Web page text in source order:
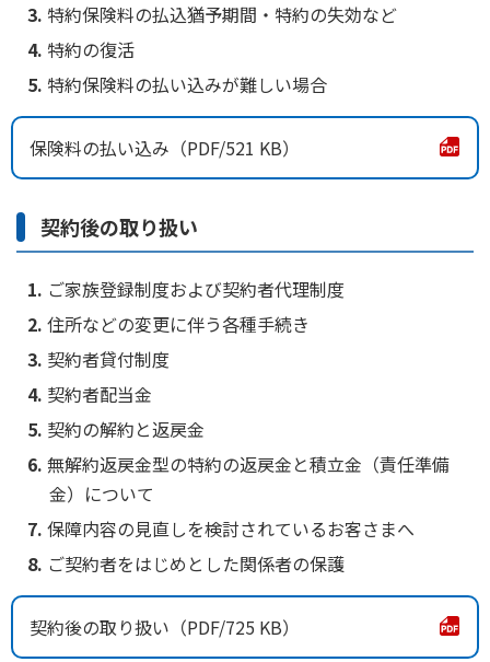
特約保険料の払込猶予期間・特約の失効など
特約の復活
特約保険料の払い込みが難しい場合
保険料の払い込み 521 KB
契約後の取り扱い
ご家族登録制度および契約者代理制度
住所などの変更に伴う各種手続き
契約者貸付制度
契約者配当金
契約の解約と返戻金
無解約返戻金型の特約の返戻金と積立金（責任準備
金）について
保障内容の見直しを検討されているお客さまへ
ご契約者をはじめとした関係者の保護
契約後の取り扱い 725 KB